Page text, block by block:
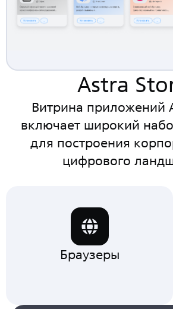
Astra
Витрина приложений
включает широкий
для построения
цифрового
Браузеры